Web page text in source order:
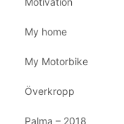
My home
My Motorbike
Överkropp
Palma – 2018